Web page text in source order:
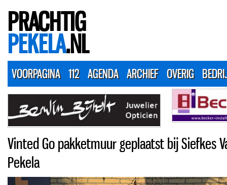
PRACHTIG
PEKELA.NL
VOORPAGINA 112 AGENDA ARCHIEF OVERIG
Vinted Go pakketmuur geplaatst bij Siefkes
Pekela